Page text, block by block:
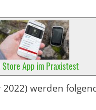
Store App im Praxistest
werden